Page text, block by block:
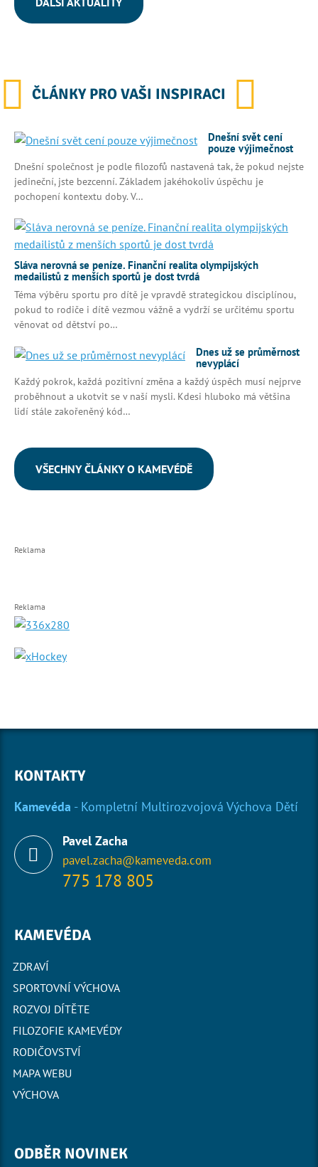
ČLÁNKY PRO VAŠI INSPIRACI
Dnešní svět cení
pouze výjimečnost
Dnešní společnost je podle filozofů nastavená tak, že pokud nejste
jedineční, jste bezcenní. Základem jakéhokoliv úspěchu je
pochopení kontextu doby. V…
Sláva nerovná se peníze. Finanční realita olympijských
medailistů z menších sportů je dost tvrdá
Téma výběru sportu pro dítě je vpravdě strategickou disciplínou,
pokud to rodiče i dítě vezmou vážně a vydrží se určitému sportu
věnovat od dětství po…
Dnes už se průměrnost
nevyplácí
Každý pokrok, každá pozitivní změna a každý úspěch musí nejprve
proběhnout a ukotvit se v naší mysli. Kdesi hluboko má většina
lidí stále zakořeněný kód…
VŠECHNY ČLÁNKY O KAMEVÉDĚ
Reklama
Reklama
KONTAKTY
Kamevéda - Kompletní Multirozvojová Výchova Dětí
Pavel Zacha
pavel.zacha@kameveda.com
775 178 805
KAMEVÉDA
ZDRAVÍ
SPORTOVNÍ VÝCHOVA
ROZVOJ DÍTĚTE
FILOZOFIE KAMEVÉDY
RODIČOVSTVÍ
MAPA WEBU
VÝCHOVA
ODBĚR NOVINEK